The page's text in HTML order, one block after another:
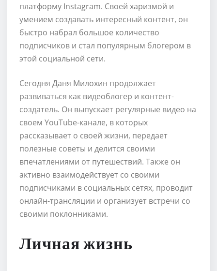
платформу Instagram. Своей харизмой и
умением создавать интересный контент, он
быстро набрал большое количество
подписчиков и стал популярным блогером в
этой социальной сети.
Сегодня Даня Милохин продолжает
развиваться как видеоблогер и контент-
создатель. Он выпускает регулярные видео на
своем YouTube-канале, в которых
рассказывает о своей жизни, передает
полезные советы и делится своими
впечатлениями от путешествий. Также он
активно взаимодействует со своими
подписчиками в социальных сетях, проводит
онлайн-трансляции и организует встречи со
своими поклонниками.
Личная жизнь